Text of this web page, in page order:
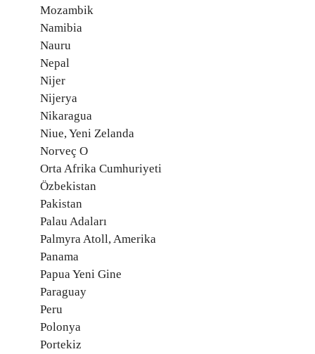
Mozambik
Namibia
Nauru
Nepal
Nijer
Nijerya
Nikaragua
Niue, Yeni Zelanda
Norveç O
Orta Afrika Cumhuriyeti
Özbekistan
Pakistan
Palau Adaları
Palmyra Atoll, Amerika
Panama
Papua Yeni Gine
Paraguay
Peru
Polonya
Portekiz